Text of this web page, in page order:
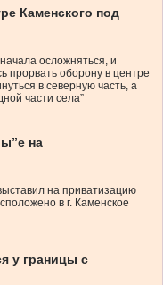
Каменского под
осложняться, и
прорвать оборону в центре
в северную часть, а
части села”
на
на приватизацию
в г. Каменское
у границы с